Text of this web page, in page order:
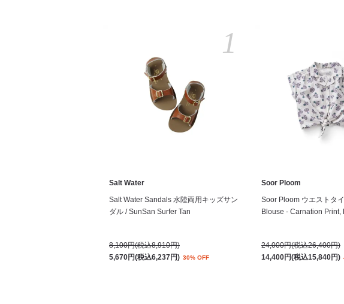
Salt Water
Salt Water Sandals 水陸両用キッズサン
ダル / SunSan Surfer Tan
8,100円(税込8,910円)
5,670円(税込6,237円) 30% OFF
1
Soor Ploom
Soor Ploom ウエストタ
Blouse - Carnation Print,
24,000円(税込26,400円)
14,400円(税込15,840円)